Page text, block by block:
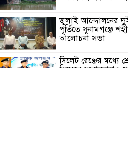
জুলাই আন্দোলনের
পূর্তিতে সুনামগঞ্জে
আলোচনা সভা
সিলেট রেঞ্জের মধ্যে
হিসেবে সম্মাননাপত্র